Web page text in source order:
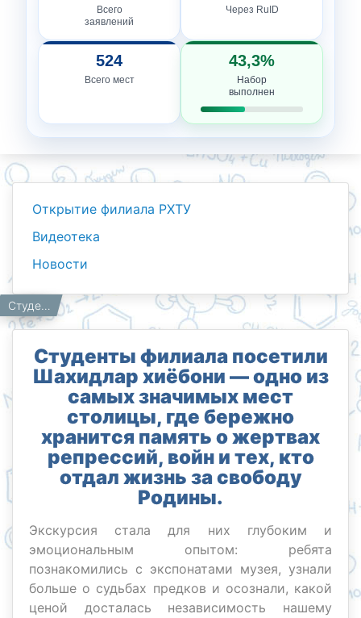
Всего
заявлений
Через RuID
524
Всего мест
43,3%
Набор
выполнен
Открытие филиала РХТУ
Видеотека
Новости
Главная
Работникам
Новости Cтуденты филиала посетили Шахидлар хиёбони — одно из самых значимых мест столицы, где бережно хранится память о жертвах репрессий, войн и тех, кто отдал жизнь за свободу Родины.
Cтуденты филиала посетили
Шахидлар хиёбони — одно из
самых значимых мест
столицы, где бережно
хранится память о жертвах
репрессий, войн и тех, кто
отдал жизнь за свободу
Родины.
Экскурсия стала для них глубоким и
эмоциональным опытом: ребята
познакомились с экспонатами музея, узнали
больше о судьбах предков и осознали, какой
ценой досталась независимость нашему